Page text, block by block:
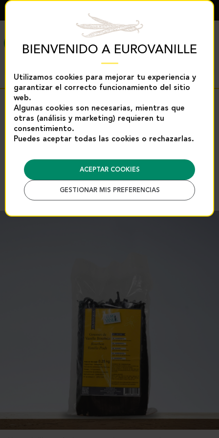
BIENVENIDO A EUROVANILLE
Utilizamos cookies para mejorar tu experiencia y
garantizar el correcto funcionamiento del sitio
web.
Algunas cookies son necesarias, mientras que
otras (análisis y marketing) requieren tu
consentimiento.
Puedes aceptar todas las cookies o rechazarlas.
ACEPTAR COOKIES
GESTIONAR MIS PREFERENCIAS
MENÚ
Inicio Productos de vainilla Vainas
Madagascar 16–20 cm – Bolsa
de 250g | Eurovanille
Referencia : 906M